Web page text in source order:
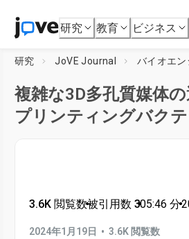
研究 教育 ビジネス
研究 JoVE Journal バイオエン
複雑な3D多孔質媒体
プリンティングバク
3.6K 閲覧数•被引用数 3•05:46 分•
2024年1月19日 • 3.6K 閲覧数